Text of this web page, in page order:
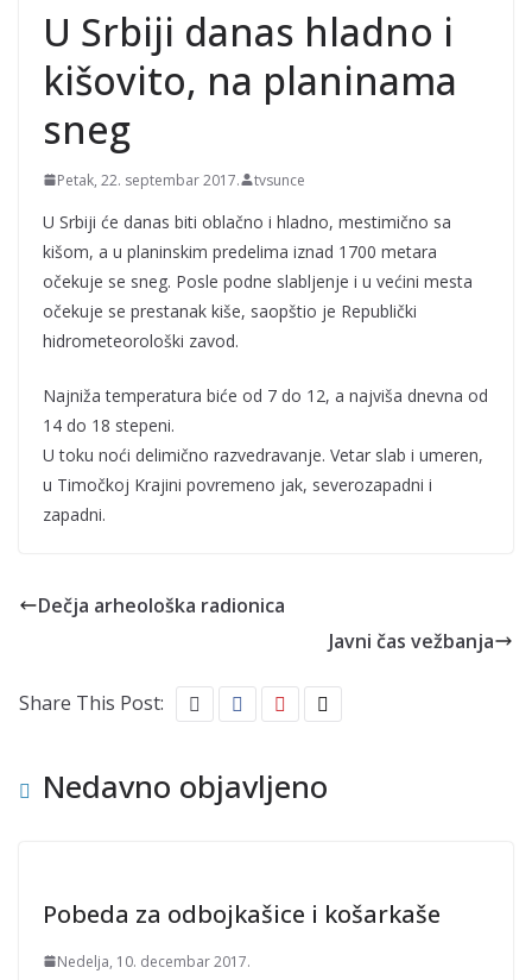
FOTO/VIDEO
Fonseka: "Đoković je sve
stariji – zato to predlaže"
U Srbiji danas hladno i
kišovito, na planinama
sneg
Petak, 22. septembar 2017. tvsunce
U Srbiji će danas biti oblačno i hladno, mestimično sa
kišom, a u planinskim predelima iznad 1700 metara
očekuje se sneg. Posle podne slabljenje i u većini mesta
očekuje se prestanak kiše, saopštio je Republički
hidrometeorološki zavod.
Najniža temperatura biće od 7 do 12, a najviša dnevna od
14 do 18 stepeni.
U toku noći delimično razvedravanje. Vetar slab i umeren,
u Timočkoj Krajini povremeno jak, severozapadni i
zapadni.
Dečja arheološka radionica
Javni čas vežbanja
Share This Post:
Nedavno objavljeno
Pobeda za odbojkašice i košarkaše
Nedelja, 10. decembar 2017.